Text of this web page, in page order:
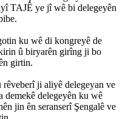
TAJÊ ye jî wê bi delegeyên
ku wê di kongreyê de
û biryarên girîng ji bo
girtin.
ji aliyê delegeyan ve
delegeyên ku wê
jin ên seranserî Şengalê ve